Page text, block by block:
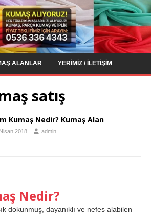
ALANLAR YERIMIZ / İLETIŞIM
satış
Kumaş Nedir? Kumaş Alan
2018 admin
Nedir?
dokunmuş, dayanıklı ve nefes alabilen